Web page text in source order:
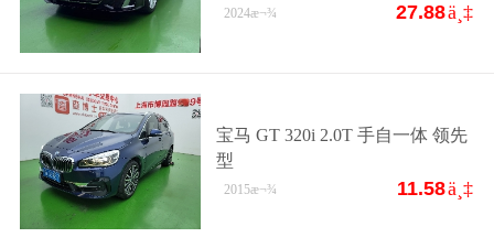
27.88ä¸‡
2024æ¬¾
宝马 GT 320i 2.0T 手自一体 领先
型
11.58ä¸‡
2015æ¬¾